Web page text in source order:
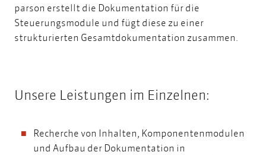
parson erstellt die Dokumentation für die
Steuerungsmodule und fügt diese zu einer
strukturierten Gesamtdokumentation zusammen.
Unsere Leistungen im Einzelnen:
Recherche von Inhalten, Komponentenmodulen
und Aufbau der Dokumentation in